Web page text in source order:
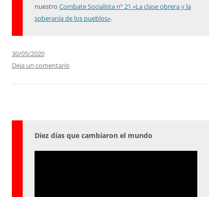
nuestro Combate Socialista nº 21 «La clase obrera y la
soberanía de los pueblos».
30/05/2020
Deja un comentario
Diez días que cambiaron el mundo